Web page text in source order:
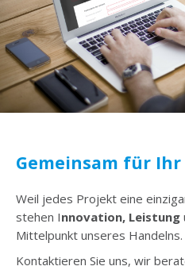
Gemeinsam für
Weil jedes Projekt eine
stehen Innovation, Leistung
Mittelpunkt unseres Handelns.
Kontaktieren Sie uns, wir